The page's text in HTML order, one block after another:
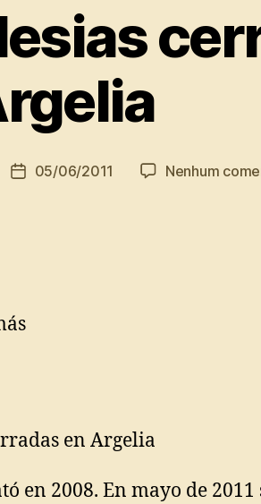
Data05/06/2011 Nenhum
en 2008. En mayo de 2011